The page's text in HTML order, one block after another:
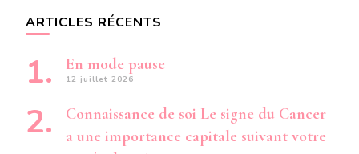
ARTICLES RÉCENTS
En mode pause
12 juillet 2026
Connaissance de soi Le signe du Cancer
a une importance capitale suivant votre